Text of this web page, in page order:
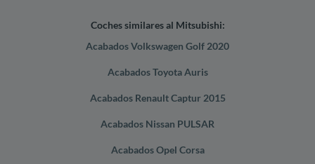
Coches similares al Mitsubishi:
Acabados Volkswagen Golf 2020
Acabados Toyota Auris
Acabados Renault Captur 2015
Acabados Nissan PULSAR
Acabados Opel Corsa